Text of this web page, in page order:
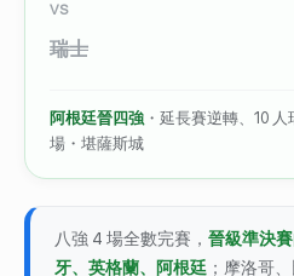
VS
瑞士
阿根廷晉四強 ・延長賽逆轉、10
場・堪薩斯城
八強 4 場全數完賽， 晉級準決
牙、英格蘭、阿根廷 ；摩洛哥